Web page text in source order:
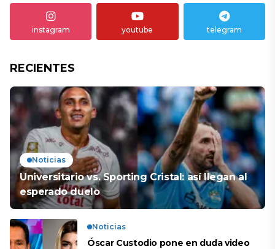
instagram youtube telegram
RECIENTES
Noticias
Universitario vs. Sporting Cristal: así llegan al
esperado duelo
Noticias
Óscar Custodio pone en duda video